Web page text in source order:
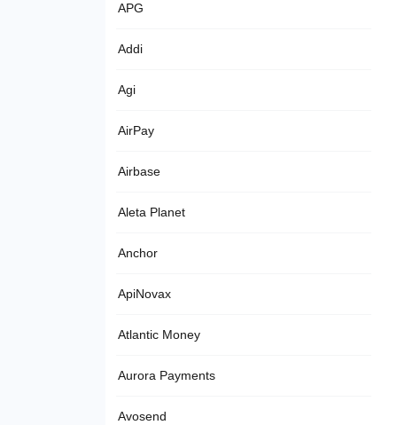
APG
Addi
Agi
AirPay
Airbase
Aleta Planet
Anchor
ApiNovax
Atlantic Money
Aurora Payments
Avosend